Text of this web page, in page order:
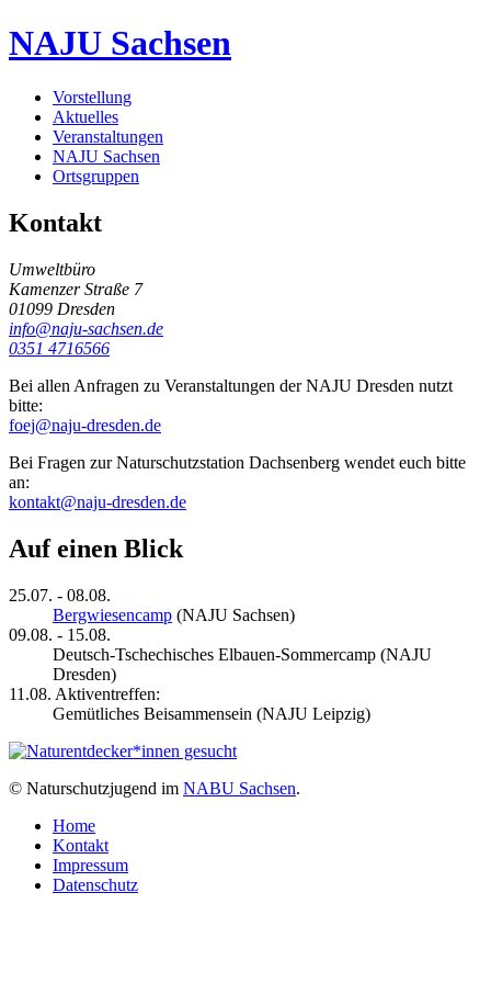
NAJU Sachsen
Vorstellung
Aktuelles
Veranstaltungen
NAJU Sachsen
Ortsgruppen
Kontakt
Umweltbüro
Kamenzer Straße 7
01099 Dresden
info@naju-sachsen.de
0351 4716566
Bei allen Anfragen zu Veranstaltungen der NAJU Dresden nutzt
bitte:
foej@naju-dresden.de
Bei Fragen zur Naturschutzstation Dachsenberg wendet euch bitte
an:
kontakt@naju-dresden.de
Auf einen Blick
25.07. ‐ 08.08.
Bergwiesencamp (NAJU Sachsen)
09.08. ‐ 15.08.
Deutsch-Tschechisches Elbauen-Sommercamp (NAJU
Dresden)
11.08. Aktiventreffen:
Gemütliches Beisammensein (NAJU Leipzig)
© Naturschutzjugend im NABU Sachsen.
Home
Kontakt
Impressum
Datenschutz